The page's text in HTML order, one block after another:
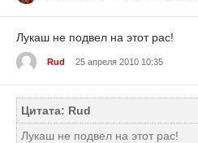
Лукаш не подвел на этот рас!
Rud 25 апреля 2010 10:35
Цитата: Rud
Лукаш не подвел на этот рас!